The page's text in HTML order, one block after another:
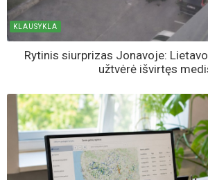
KLAUSYKLA
Rytinis siurprizas Jonavoje:
užtvėrė išvirtęs